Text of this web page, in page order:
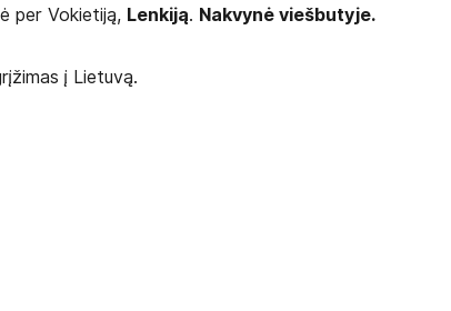
per Vokietiją, Lenkiją. Nakvynė viešbutyje.
į Lietuvą.